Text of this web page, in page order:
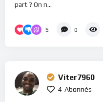
part ? On n...
5 0
Viter7960
4 Abonnés